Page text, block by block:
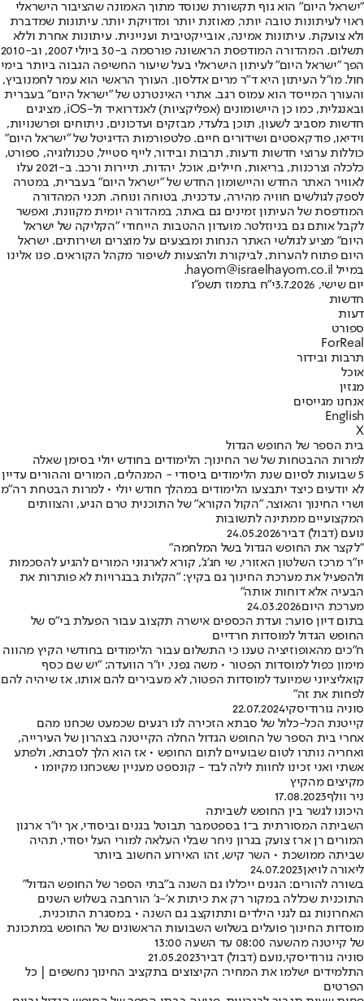
"ישראל היום" הוא גוף תקשורת שנוסד מתוך האמונה שהציבור הישראלי
ראוי לעיתונות טובה יותר, מאוזנת יותר ומדויקת יותר. עיתונות שמדברת
ולא צועקת. עיתונות אמינה, אובייקטיבית ועניינית. עיתונות אחרת וללא
תשלום. המהדורה המודפסת הראשונה פורסמה ב-30 ביולי 2007, וב-2010
הפך "ישראל היום" לעיתון הישראלי בעל שיעור החשיפה הגבוה ביותר בימי
חול. מו"ל העיתון היא ד"ר מרים אדלסון. העורך הראשי הוא עמר לחמנוביץ,
והעורך המייסד הוא עמוס רגב. אתרי האינטרנט של "ישראל היום" בעברית
ובאנגלית, כמו כן היישומונים (אפליקציות) לאנדרואיד ול-iOS, מציגים
חדשות מסביב לשעון, תוכן בלעדי, מבזקים ועדכונים, ניתוחים ופרשנויות,
וידיאו, פודקאסטים ושידורים חיים. פלטפורמות הדיגיטל של "ישראל היום"
כוללות ערוצי חדשות ודעות, תרבות ובידור, לייף סטייל, טכנולוגיה, ספורט,
כלכלה וצרכנות, בריאות, חיילים, אוכל, יהדות, תיירות ורכב. ב-2021 עלו
לאוויר האתר החדש והיישומון החדש של "ישראל היום" בעברית, במטרה
לספק לגולשים חוויה מהירה, עדכנית, בטוחה ונוחה. תכני המהדורה
המודפסת של העיתון זמינים גם באתר, במהדורה יומית מקוונת, ואפשר
לקבל אותם גם בניוזלטר. מועדון ההטבות הייחודי "הקליקה של ישראל
היום" מציע לגולשי האתר הנחות ומבצעים על מוצרים ושירותים. ישראל
היום פתוח להערות, לביקורת ולהצעות לשיפור מקהל הקוראים. פנו אלינו
במייל hayom@israelhayom.co.il.
יום שישי, 3.7.2026
י"ח בתמוז תשפ"ו
חדשות
דעות
ספורט
ForReal
תרבות ובידור
אוכל
מגזין
אנחנו מגייסים
English
X
בית הספר של החופש הגדול
למרות ההבטחות של שר החינוך: הלימודים בחודש יולי בסימן שאלה
5 שבועות לסיום שנת הלימודים ביסודי - המנהלים, המורים וההורים עדיין
לא יודעים כיצד יתבצעו הלימודים במהלך חודש יולי • למרות הבטחת רה"מ
ושרי החינוך והאוצר, "הקול הקורא" של התוכנית טרם הגיע, והצוותים
המקצועיים ממתינה לתשובות
נועם (דבול) דביר24.05.2026
"לקצר את החופש הגדול בשל המלחמה"
יו״ר מרכז השלטון האזורי, שי חג'ג', קורא לארגוני המורים להגיע להסכמות
ולהפעיל את מערכת החינוך גם בקיץ: "הקלות בבגרויות לא פותרות את
הבעיה אלא דוחות אותה"
מערכת היום24.03.2026
בתום דיון סוער: ועדת הכספים אישרה תקצוב עבור הפעלת בי"ס של
החופש הגדול למוסדות חרדיים
ח"כים מהאופוזיציה טענו כי התשלום עבור הלימודים בחודשי הקיץ מהווה
מימון כפול למוסדות הפטור • משה גפני, יו"ר הוועדה: "יש שם כסף
קואליציוני שמיועד למוסדות הפטור, לא מעבירים להם אותו, אז שיהיה להם
לפחות את זה"
סוניה גורודיסקי22.07.2024
קייטנת הכל-כלול של סבתא הזכירה לנו רגעים שכמעט שכחנו מהם
אחרי בית הספר של החופש הגדול החלה הקייטנה בצהרון של העירייה,
ואחריה נותרו לטום שבועיים לתום החופש • אז הוא הלך לסבתא, ולפתע
אשתי ואני זכינו לחוות לילה לבד - קונספט מעניין ששכחנו מקיומו •
מקיצים מהקיץ
ניר וולף17.08.2023
היכונו לגשר בין החופש לשביתה
השביתה המסורתית ב־1 בספטמבר תבוטל בגנים וביסודי, אך יו"ר ארגון
המורים רן ארז צועק בגרון ניחר שבלי העלאה למורי העל יסודי, תהיה
שביתה ממושכת • השר קיש, זהו האירוע החשוב ביותר
ליאורה לויאן24.07.2023
בשורה להורים: הגנים ייכללו גם השנה ב"בתי הספר של החופש הגדול"
התוכנית שכללה במקור רק את כיתות א'-ג' הורחבה בשלוש השנים
האחרונות גם לגני הילדים ותתוקצב גם השנה • במסגרת התוכנית,
מוסדות החינוך פועלים בשלוש השבועות הראשונים של החופש במתכונת
של קייטנה מהשעה 08:00 עד השעה 13:00
סוניה גורודיסקי,נועם (דבול) דביר21.05.2023
התלמידים ישלמו את המחיר: הקיצוצים בתקציב החינוך נחשפים | כל
הפרטים